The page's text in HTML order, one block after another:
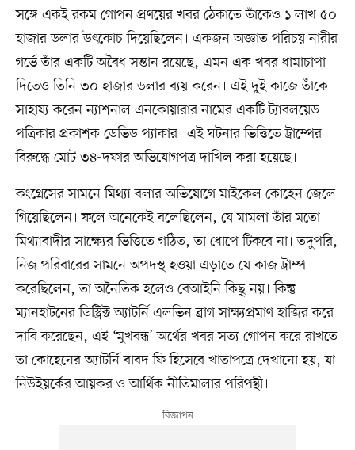
সঙ্গে একই রকম গোপন প্রণয়ের খবর ঠেকাতে তাঁকেও ১ লাখ ৫০
হাজার ডলার উৎকোচ দিয়েছিলেন। একজন অজ্ঞাত পরিচয় নারীর
গর্ভে তাঁর একটি অবৈধ সন্তান রয়েছে, এমন এক খবর ধামাচাপা
দিতেও তিনি ৩০ হাজার ডলার ব্যয় করেন। এই দুই কাজে তাঁকে
সাহায্য করেন ন্যাশনাল এনকোয়ারার নামের একটি ট্যাবলয়েড
পত্রিকার প্রকাশক ডেভিড প্যাকার। এই ঘটনার ভিত্তিতে ট্রাম্পের
বিরুদ্ধে মোট ৩৪-দফার অভিযোগপত্র দাখিল করা হয়েছে।
কংগ্রেসের সামনে মিথ্যা বলার অভিযোগে মাইকেল কোহেন জেলে
গিয়েছিলেন। ফলে অনেকেই বলেছিলেন, যে মামলা তাঁর মতো
মিথ্যাবাদীর সাক্ষ্যের ভিত্তিতে গঠিত, তা ধোপে টিকবে না। তদুপরি,
নিজ পরিবারের সামনে অপদস্থ হওয়া এড়াতে যে কাজ ট্রাম্প
করেছিলেন, তা অনৈতিক হলেও বেআইনি কিছু নয়। কিন্তু
ম্যানহাটনের ডিস্ট্রিক্ট অ্যাটর্নি এলভিন ব্রাগ সাক্ষ্যপ্রমাণ হাজির করে
দাবি করেছেন, এই ‘মুখবন্ধ’ অর্থের খবর সত্য গোপন করে রাখতে
তা কোহেনের অ্যাটর্নি বাবদ ফি হিসেবে খাতাপত্রে দেখানো হয়, যা
নিউইয়র্কের আয়কর ও আর্থিক নীতিমালার পরিপন্থী।